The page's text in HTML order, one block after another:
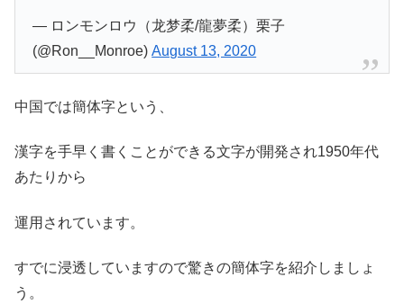
— ロンモンロウ（龙梦柔/龍夢柔）栗子
(@Ron__Monroe)August 13, 2020
中国では簡体字という、
漢字を手早く書くことができる文字が開発され1950年代
あたりから
運用されています。
すでに浸透していますので驚きの簡体字を紹介しましょ
う。